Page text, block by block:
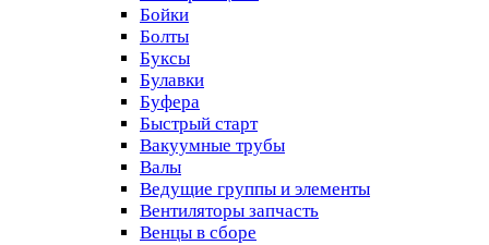
Бойки
Болты
Буксы
Булавки
Буфера
Быстрый старт
Вакуумные трубы
Валы
Ведущие группы и элементы
Вентиляторы запчасть
Венцы в сборе